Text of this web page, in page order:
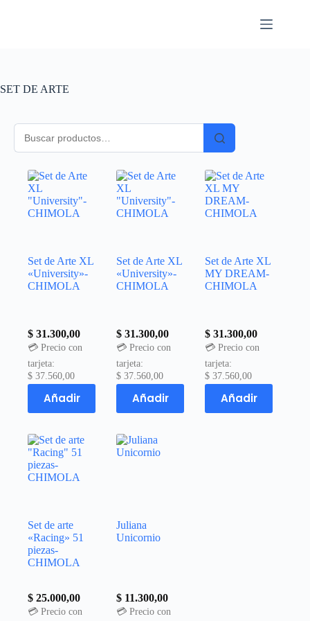
SET DE ARTE
Set de Arte XL
«University»-
CHIMOLA
$ 31.300,00
💳 Precio con
tarjeta:
$ 37.560,00
Añadir
Set de Arte XL
«University»-
CHIMOLA
$ 31.300,00
💳 Precio con
tarjeta:
$ 37.560,00
Añadir
Set de Arte XL
MY DREAM-
CHIMOLA
$ 31.300,00
💳 Precio con
tarjeta:
$ 37.560,00
Añadir
Set de arte
«Racing» 51
piezas-
CHIMOLA
$ 25.000,00
💳 Precio con
Juliana
Unicornio
$ 11.300,00
💳 Precio con